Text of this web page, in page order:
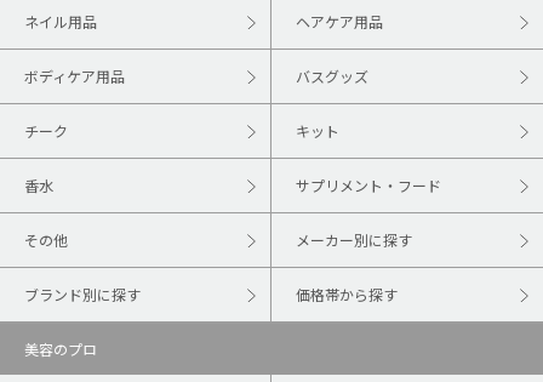
ネイル用品 ヘアケア用品
ボディケア用品 バスグッズ
チーク キット
香水 サプリメント・フード
その他 メーカー別に探す
ブランド別に探す 価格帯から探す
美容のプロ